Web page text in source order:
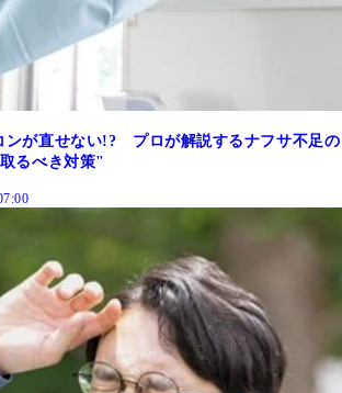
ンが直せない!? プロが解説するナフサ不足の
るべき対策"